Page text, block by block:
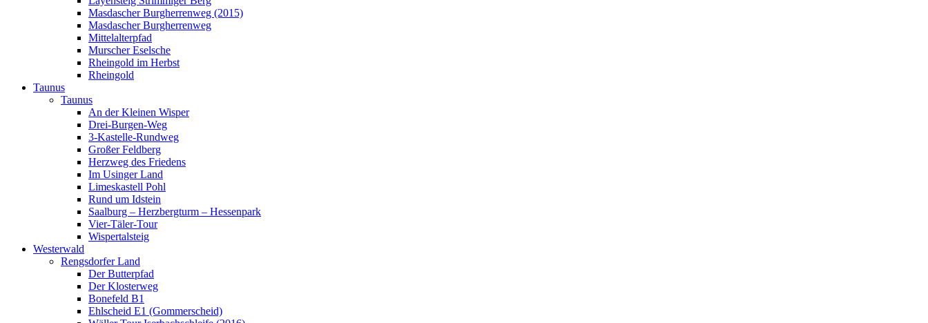
Masdascher Burgherrenweg (2015)
Masdascher Burgherrenweg
Mittelalterpfad
Murscher Eselsche
Rheingold im Herbst
Rheingold
Taunus
Taunus
An der Kleinen Wisper
Drei-Burgen-Weg
3-Kastelle-Rundweg
Großer Feldberg
Herzweg des Friedens
Im Usinger Land
Limeskastell Pohl
Rund um Idstein
Saalburg – Herzbergturm – Hessenpark
Vier-Täler-Tour
Wispertalsteig
Westerwald
Rengsdorfer Land
Der Butterpfad
Der Klosterweg
Bonefeld B1
Ehlscheid E1 (Gommerscheid)